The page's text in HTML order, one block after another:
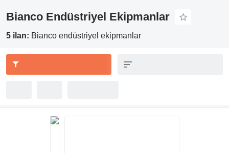
Bianco Endüstriyel Ekipmanlar
5 ilan: Bianco endüstriyel ekipmanlar